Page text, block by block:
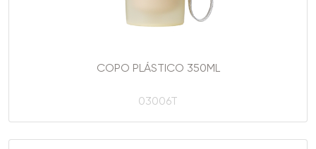
COPO PLÁSTICO 350ML
03006T